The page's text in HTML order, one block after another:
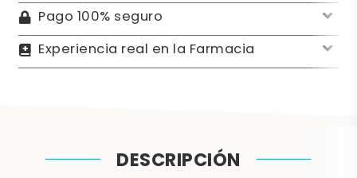
Pago 100% seguro
Experiencia real en la Farmacia
DESCRIPCIÓN